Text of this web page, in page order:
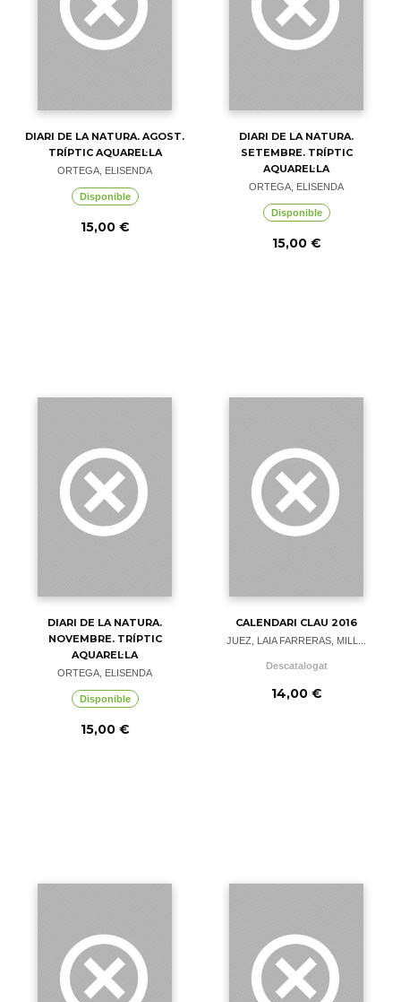
DIARI DE LA NATURA. AGOST.
TRÍPTIC AQUAREL·LA
ORTEGA, ELISENDA
Disponible
15,00 €
DIARI DE LA NATURA.
SETEMBRE. TRÍPTIC
AQUAREL·LA
ORTEGA, ELISENDA
Disponible
15,00 €
DIARI DE LA NATURA.
NOVEMBRE. TRÍPTIC
AQUAREL·LA
ORTEGA, ELISENDA
Disponible
15,00 €
CALENDARI CLAU 2016
JUEZ, LAIA FARRERAS, MILL...
Descatalogat
14,00 €